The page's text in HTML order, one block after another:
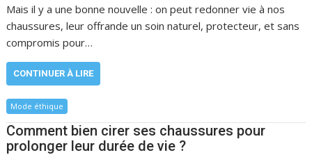
Mais il y a une bonne nouvelle : on peut redonner vie à nos
chaussures, leur offrande un soin naturel, protecteur, et sans
compromis pour…
CONTINUER À LIRE
Mode éthique
Comment bien cirer ses chaussures pour
prolonger leur durée de vie ?